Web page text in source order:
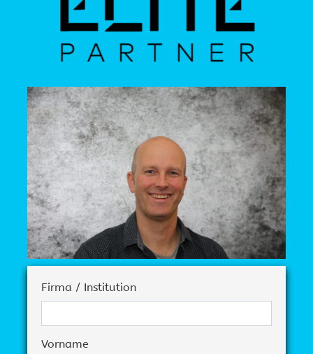
Firma / Institution
Vorname